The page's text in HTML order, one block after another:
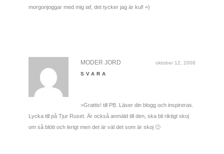
morgonjoggar med mig iaf, det tycker jag är kul! =)
oktober 12, 2008
MODER JORD
SVARA
>Grattis! till PB. Läser din blogg och inspireras.
Lycka till på Tjur Ruset. Är också anmäld till den, ska bli riktigt skoj
om så blött och lerigt men det är väl det som är skoj 🙂